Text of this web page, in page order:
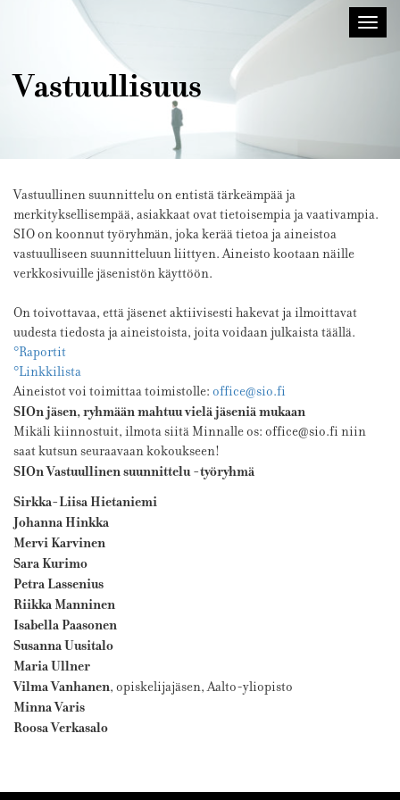
Sisustusarkkitehdit
Vastuullisuus
Vastuullinen suunnittelu on entistä tärkeämpää ja
merkityksellisempää, asiakkaat ovat tietoisempia ja vaativampia.
SIO on koonnut työryhmän, joka kerää tietoa ja aineistoa
vastuulliseen suunnitteluun liittyen. Aineisto kootaan näille
verkkosivuille jäsenistön käyttöön.
On toivottavaa, että jäsenet aktiivisesti hakevat ja ilmoittavat
uudesta tiedosta ja aineistoista, joita voidaan julkaista täällä.
°Raportit
°Linkkilista
Aineistot voi toimittaa toimistolle: office@sio.fi
SIOn jäsen, ryhmään mahtuu vielä jäseniä mukaan
Mikäli kiinnostuit, ilmota siitä Minnalle os: office@sio.fi niin
saat kutsun seuraavaan kokoukseen!
SIOn Vastuullinen suunnittelu -työryhmä
Sirkka-Liisa Hietaniemi
Johanna Hinkka
Mervi Karvinen
Sara Kurimo
Petra Lassenius
Riikka Manninen
Isabella Paasonen
Susanna Uusitalo
Maria Ullner
Vilma Vanhanen, opiskelijajäsen, Aalto-yliopisto
Minna Varis
Roosa Verkasalo